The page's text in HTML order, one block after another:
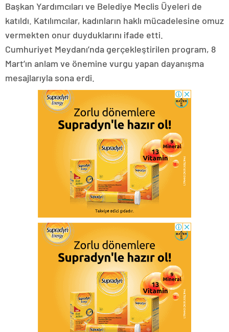
Başkan Yardımcıları ve Belediye Meclis Üyeleri de
katıldı. Katılımcılar, kadınların haklı mücadelesine omuz
vermekten onur duyduklarını ifade etti.
Cumhuriyet Meydanı’nda gerçekleştirilen program, 8
Mart’ın anlam ve önemine vurgu yapan dayanışma
mesajlarıyla sona erdi.